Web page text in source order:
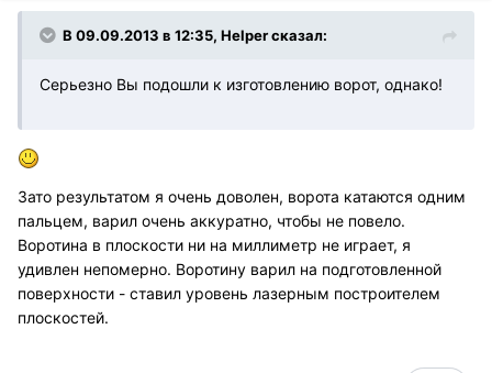
В 09.09.2013 в 12:35, Helper сказал:
Серьезно Вы подошли к изготовлению ворот, однако!
Зато результатом я очень доволен, ворота катаются одним
пальцем, варил очень аккуратно, чтобы не повело.
Воротина в плоскости ни на миллиметр не играет, я
удивлен непомерно. Воротину варил на подготовленной
поверхности - ставил уровень лазерным построителем
плоскостей.